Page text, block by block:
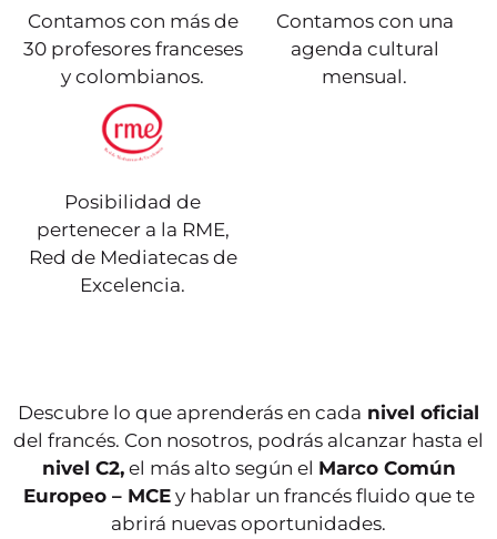
Contamos con más de
30 profesores franceses
y colombianos.
Contamos con una
agenda cultural
mensual.
Posibilidad de
pertenecer a la RME,
Red de Mediatecas de
Excelencia.
Descubre lo que aprenderás en cada nivel oficial
del francés. Con nosotros, podrás alcanzar hasta el
nivel C2,el más alto según el Marco Común
Europeo – MCEy hablar un francés fluido que te
abrirá nuevas oportunidades.
Según el Marco Común
Europeo de Referencia
como, frases sencillas
que lograrán satisfacer
necesidades del día a
día.
básica sobre sí mismo y
su familia, compras,
lugares de interés,
ocupaciones, etc.)